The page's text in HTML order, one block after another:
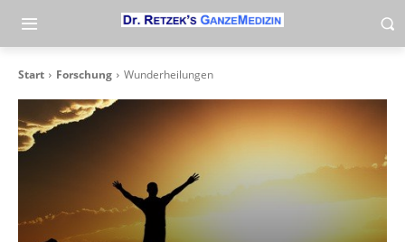
Start Forschung Wunderheilungen